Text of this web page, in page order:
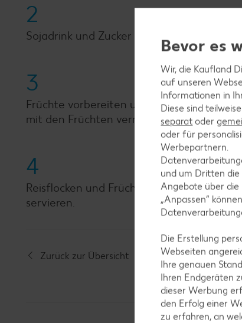
2
Sojadrink und Zucker aufkochen,
3
Früchte vorbereiten und in
mit den Früchten vermischen.
4
Reisflocken und Früchte schichtweise in
servieren.
Zurück zur Übersicht
Bevor es
Wir, die Kaufland
auf unseren
Informationen in
Diese sind
separat oder
oder für
Werbepartnern.
und um Dritten
Angebote über die
„Anpassen“
Die Erstellung
Webseiten
Ihre genauen
Ihren Endgeräten
dieser Werbung
den Erfolg einer
zu erfahren, an